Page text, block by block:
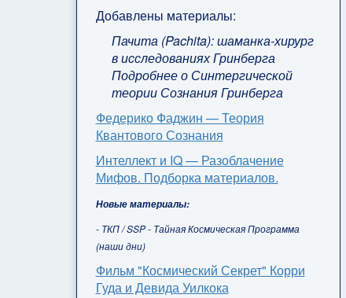
Добавлены материалы:
Пачита (Pachita): шаманка-хирург
в исследованиях Гринберга
Подробнее о Синтергической
теории Сознания Гринберга
Федерико Фаджин — Теория
Квантового Сознания
Интеллект и IQ — Разоблачение
Мифов. Подборка материалов.
Новые материалы:
- ТКП / SSP - Тайная Космическая Программа
(наши дни)
Фильм "Космический Секрет" Корри
Гуда и Девида Уилкока